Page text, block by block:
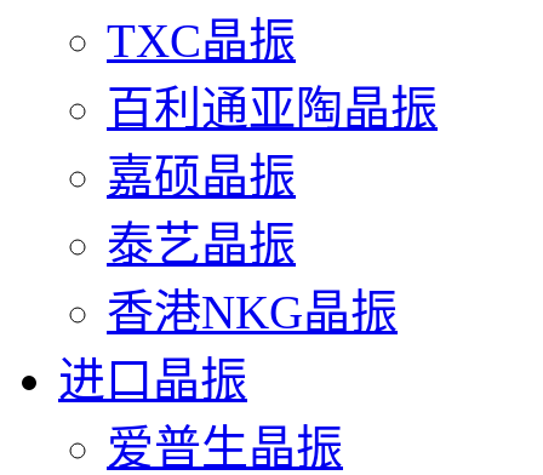
TXC晶振
百利通亚陶晶振
嘉硕晶振
泰艺晶振
香港NKG晶振
进口晶振
爱普生晶振